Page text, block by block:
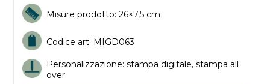
Misure prodotto: 26×7,5 cm
Codice art. MIGD063
Personalizzazione: stampa digitale, stampa all
over